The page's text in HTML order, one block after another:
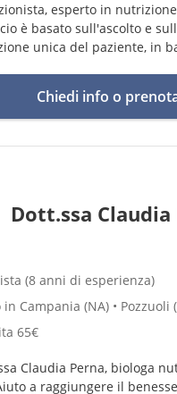
esperto in
è basato sull'ascolto e
unica del paziente, in
Chiedi info o
Dott.ssa Claudia
(8 anni di esperienza)
Campania (NA) • Pozzuoli
65€
Claudia Perna, biologa
a raggiungere il